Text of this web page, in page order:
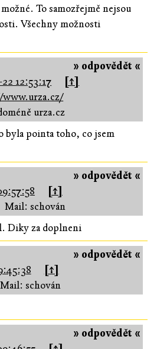
To samozřejmě nejsou
Všechny možnosti
» odpovědět «
12:53:17
[↑]
urza.cz
byla pointa toho, co jsem
» odpovědět «
[↑]
Mail: schován
Diky za doplneni
» odpovědět «
[↑]
Mail: schován
» odpovědět «